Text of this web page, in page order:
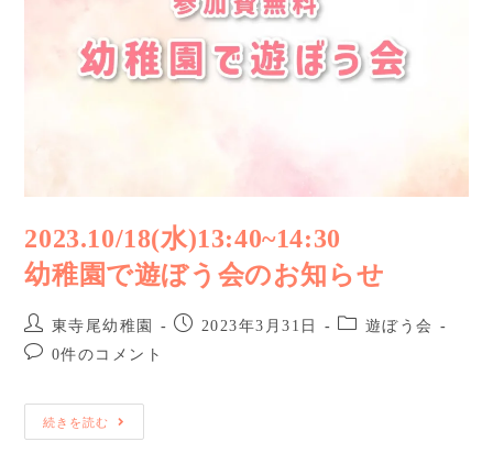
2023.10/18(水)13:40~14:30
幼稚園で遊ぼう会のお知らせ
東寺尾幼稚園 2023年3月31日
遊ぼう会
0件のコメント
続きを読む